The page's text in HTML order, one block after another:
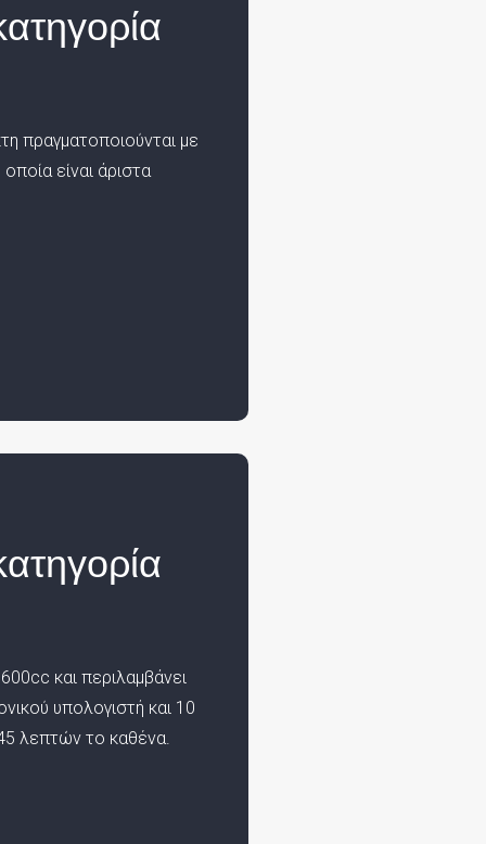
πραγματοποιούνται με
είναι άριστα
και περιλαμβάνει
υπολογιστή και 10
λεπτών το καθένα.